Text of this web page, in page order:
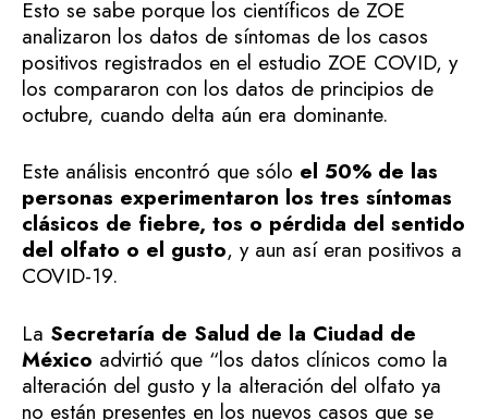
Esto se sabe porque los científicos de ZOE
analizaron los datos de síntomas de los casos
positivos registrados en el estudio ZOE COVID, y
los compararon con los datos de principios de
octubre, cuando delta aún era dominante.
Este análisis encontró que sólo el 50% de las
personas experimentaron los tres síntomas
clásicos de fiebre, tos o pérdida del sentido
del olfato o el gusto, y aun así eran positivos a
COVID-19.
La Secretaría de Salud de la Ciudad de
México advirtió que “los datos clínicos como la
alteración del gusto y la alteración del olfato ya
no están presentes en los nuevos casos que se